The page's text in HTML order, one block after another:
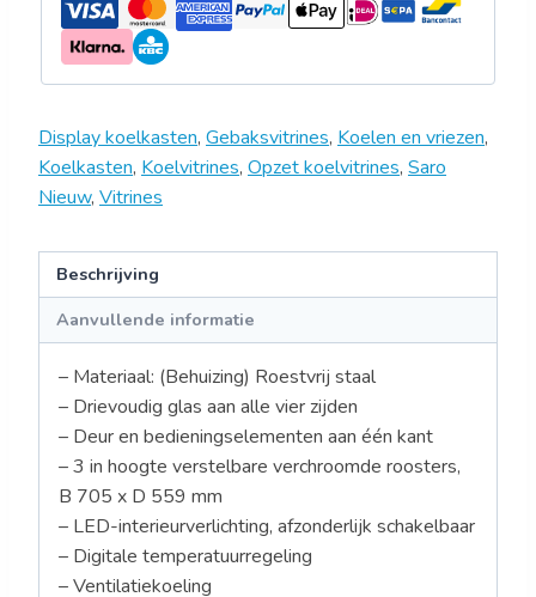
Display koelkasten, Gebaksvitrines, Koelen en vriezen,
Koelkasten, Koelvitrines, Opzet koelvitrines, Saro
Nieuw, Vitrines
Beschrijving
Aanvullende informatie
– Materiaal: (Behuizing) Roestvrij staal
– Drievoudig glas aan alle vier zijden
– Deur en bedieningselementen aan één kant
– 3 in hoogte verstelbare verchroomde roosters,
B 705 x D 559 mm
– LED-interieurverlichting, afzonderlijk schakelbaar
– Digitale temperatuurregeling
– Ventilatiekoeling